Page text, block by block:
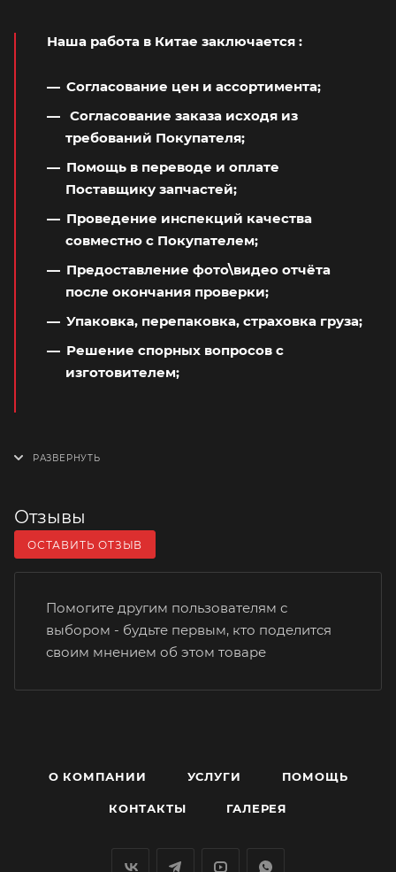
Наша работа в Китае заключается :
Согласование цен и ассортимента;
Согласование заказа исходя из
требований Покупателя;
Помощь в переводе и оплате
Поставщику запчастей;
Проведение инспекций качества
совместно с Покупателем;
Предоставление фото\видео отчёта
после окончания проверки;
Упаковка, перепаковка, страховка груза;
Решение спорных вопросов с
изготовителем;
Отзывы
ОСТАВИТЬ ОТЗЫВ
Помогите другим пользователям с
выбором - будьте первым, кто поделится
своим мнением об этом товаре
О КОМПАНИИ УСЛУГИ ПОМОЩЬ
КОНТАКТЫ ГАЛЕРЕЯ